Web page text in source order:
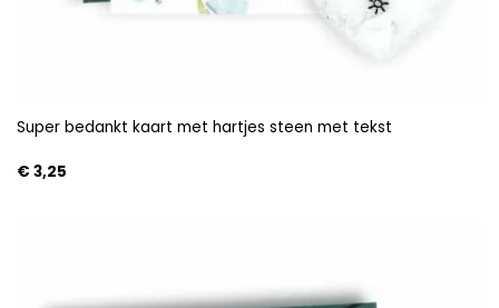
Super bedankt kaart met hartjes steen met tekst
€3,25